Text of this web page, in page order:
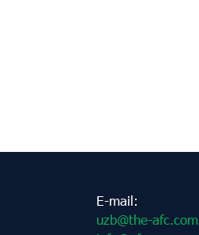
E-mail:
uzb@the-afc.com